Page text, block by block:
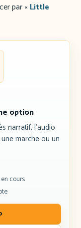
par « Little
option
narratif, l’audio
marche ou un
cours